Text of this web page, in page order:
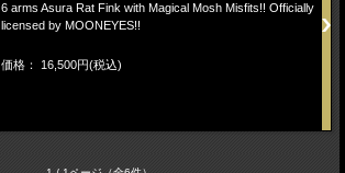
6 arms Asura Rat Fink with Magical Mosh Misfits!! Officially
licensed by MOONEYES!!
価格： 16,500円(税込)